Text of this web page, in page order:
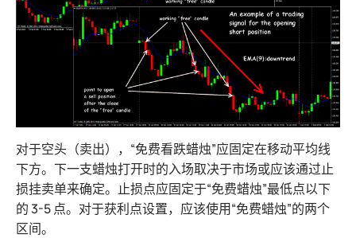
对于空头（卖出），“免费看跌蜡烛”应固定在移动平均线
下方。下一支蜡烛打开时的入场取决于市场或应该通过止
损挂卖单来确定。止损点应固定于“免费蜡烛”最低点以下
的 3-5 点。对于获利点设置，应该使用“免费蜡烛”的两个
区间。